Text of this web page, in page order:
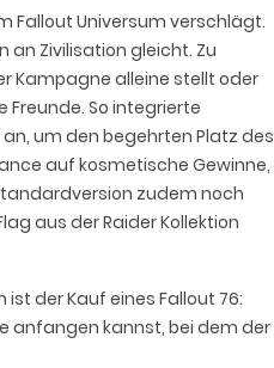
Fallout Universum verschlägt.
Zivilisation gleicht. Zu
Kampagne alleine stellt oder
So integrierte
um den begehrten Platz des
auf kosmetische Gewinne,
zudem noch
aus der Raider Kollektion
der Kauf eines Fallout 76:
anfangen kannst, bei dem der